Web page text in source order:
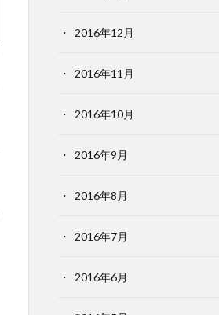
2016年12月
2016年11月
2016年10月
2016年9月
2016年8月
2016年7月
2016年6月